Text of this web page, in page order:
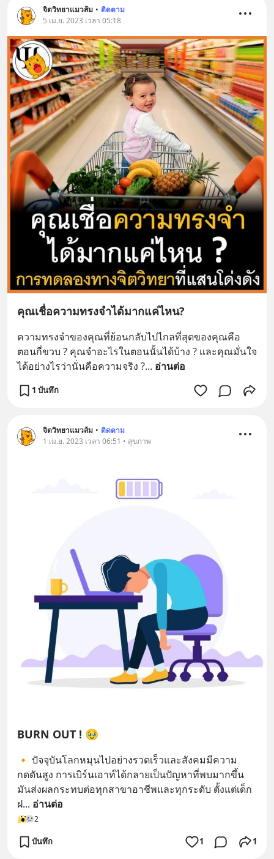
จิตวิทยาแมวส้ม • ติดตาม
5 เม.ย. 2023 เวลา 05:18
คุณเชื่อความทรงจำได้มากแค่ไหน?
ความทรงจำของคุณที่ย้อนกลับไปไกลที่สุดของคุณคือ
ตอนกี่ขวบ ? คุณจำอะไรในตอนนั้นได้บ้าง ? และคุณมั่นใจ
ได้อย่างไรว่านั่นคือความจริง ?... อ่านต่อ
1 บันทึก
จิตวิทยาแมวส้ม • ติดตาม
1 เม.ย. 2023 เวลา 06:51 • สุขภาพ
BURN OUT ! 🥹
🔸 ปัจจุบันโลกหมุนไปอย่างรวดเร็วและสังคมมีความ
กดดันสูง การเบิร์นเอาท์ได้กลายเป็นปัญหาที่พบมากขึ้น
มันส่งผลกระทบต่อทุกสาขาอาชีพและทุกระดับ ตั้งแต่เด็ก
ฝ... อ่านต่อ
2
บันทึก 1 1